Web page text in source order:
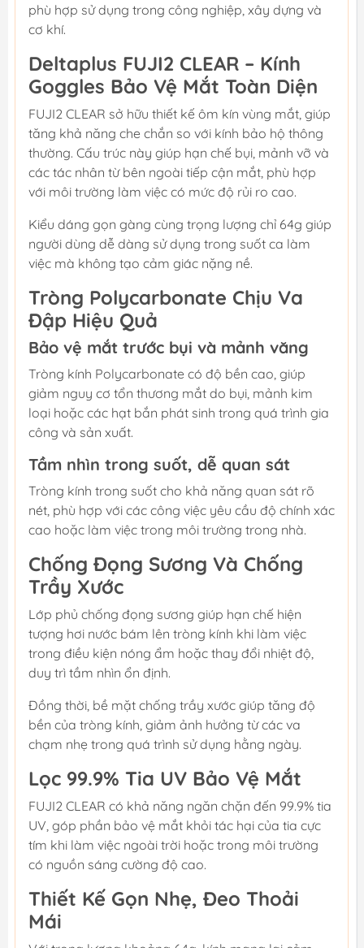
phù hợp sử dụng trong công nghiệp, xây dựng và
cơ khí.
Deltaplus FUJI2 CLEAR – Kính
Goggles Bảo Vệ Mắt Toàn Diện
FUJI2 CLEAR sở hữu thiết kế ôm kín vùng mắt, giúp
tăng khả năng che chắn so với kính bảo hộ thông
thường. Cấu trúc này giúp hạn chế bụi, mảnh vỡ và
các tác nhân từ bên ngoài tiếp cận mắt, phù hợp
với môi trường làm việc có mức độ rủi ro cao.
Kiểu dáng gọn gàng cùng trọng lượng chỉ 64g giúp
người dùng dễ dàng sử dụng trong suốt ca làm
việc mà không tạo cảm giác nặng nề.
Tròng Polycarbonate Chịu Va
Đập Hiệu Quả
Bảo vệ mắt trước bụi và mảnh văng
Tròng kính Polycarbonate có độ bền cao, giúp
giảm nguy cơ tổn thương mắt do bụi, mảnh kim
loại hoặc các hạt bắn phát sinh trong quá trình gia
công và sản xuất.
Tầm nhìn trong suốt, dễ quan sát
Tròng kính trong suốt cho khả năng quan sát rõ
nét, phù hợp với các công việc yêu cầu độ chính xác
cao hoặc làm việc trong môi trường trong nhà.
Chống Đọng Sương Và Chống
Trầy Xước
Lớp phủ chống đọng sương giúp hạn chế hiện
tượng hơi nước bám lên tròng kính khi làm việc
trong điều kiện nóng ẩm hoặc thay đổi nhiệt độ,
duy trì tầm nhìn ổn định.
Đồng thời, bề mặt chống trầy xước giúp tăng độ
bền của tròng kính, giảm ảnh hưởng từ các va
chạm nhẹ trong quá trình sử dụng hằng ngày.
Lọc 99.9% Tia UV Bảo Vệ Mắt
FUJI2 CLEAR có khả năng ngăn chặn đến 99.9% tia
UV, góp phần bảo vệ mắt khỏi tác hại của tia cực
tím khi làm việc ngoài trời hoặc trong môi trường
có nguồn sáng cường độ cao.
Thiết Kế Gọn Nhẹ, Đeo Thoải
Mái